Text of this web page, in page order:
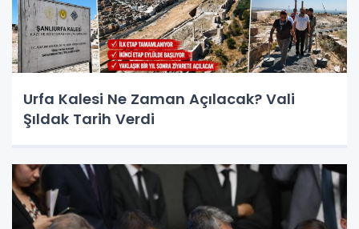
Urfa Kalesi Ne Zaman Açılacak? Vali
Şıldak Tarih Verdi